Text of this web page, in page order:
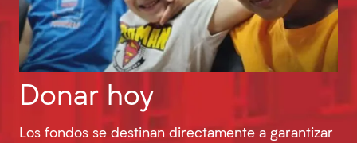
Donar hoy
Los fondos se destinan directamente a garantizar